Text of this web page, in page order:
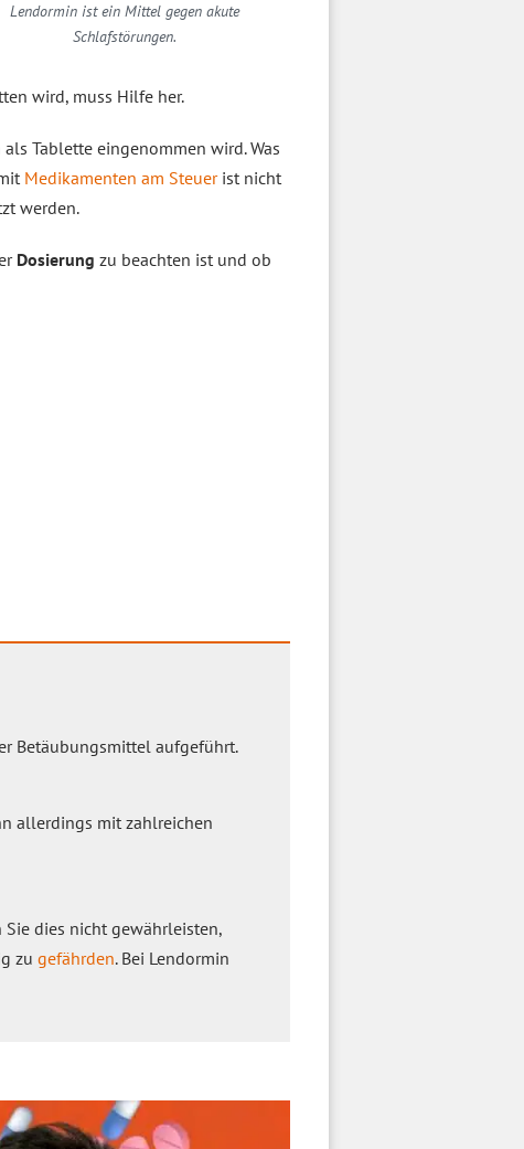
Lendormin ist ein Mittel gegen akute
Schlafstörungen.
wird, muss Hilfe her.
Tablette eingenommen wird. Was
Medikamenten am Steuerist nicht
werden.
Dosierung zu beachten ist und ob
Betäubungsmittel aufgeführt.
allerdings mit zahlreichen
dies nicht gewährleisten,
zu gefährden. Bei Lendormin